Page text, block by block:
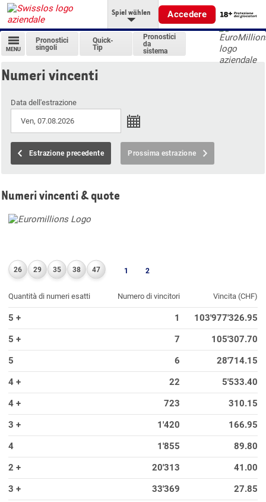
Spiel wählen Accedere
MENU
Pronostici
singoli
Quick-
Tip
Pronostici
da
sistema
Numeri vincenti
Data dell'estrazione
Prossima estrazione
Estrazione precedente
Numeri vincenti & quote
26 29 35 38 47 1 2
Quantità di numeri esatti Numero di vincitori Vincita (CHF)
5 + 1
103'977'326.95
5 +
7
105'307.70
5
6
28'714.15
4 +
22
5'533.40
4 +
723
310.15
3 +
1'420
166.95
4
1'855
89.80
2 +
20'313
41.00
3 +
33'369
27.85